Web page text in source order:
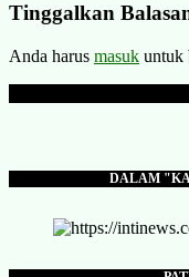
Tinggalkan
Anda harus masuk untuk
DALAM